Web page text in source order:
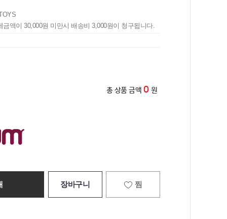
금액이 30,000원 미만시 배송비 3,000원이 청구됩니다.
총 상품 금액 0 원
장바구니 찜